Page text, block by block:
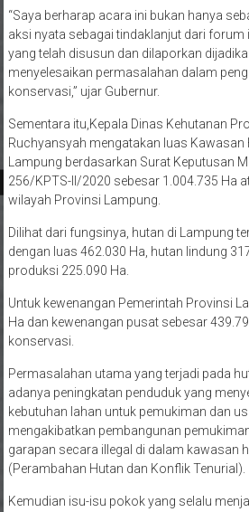
“Saya berharap acara ini bukan hanya
aksi nyata sebagai tindaklanjut dari forum
yang telah disusun dan dilaporkan
menyelesaikan permasalahan dalam
konservasi,” ujar Gubernur.
Sementara itu,Kepala Dinas Kehutanan
Ruchyansyah mengatakan luas Kawasan
Lampung berdasarkan Surat Keputusan
256/KPTS-II/2020 sebesar 1.004.735 Ha
wilayah Provinsi Lampung.
Dilihat dari fungsinya, hutan di Lampung
dengan luas 462.030 Ha, hutan lindung
produksi 225.090 Ha.
Untuk kewenangan Pemerintah Provinsi
Ha dan kewenangan pusat sebesar
konservasi.
Permasalahan utama yang terjadi pada
adanya peningkatan penduduk yang
kebutuhan lahan untuk pemukiman dan
mengakibatkan pembangunan
garapan secara illegal di dalam kawasan
(Perambahan Hutan dan Konflik Tenurial).
Kemudian isu-isu pokok yang selalu